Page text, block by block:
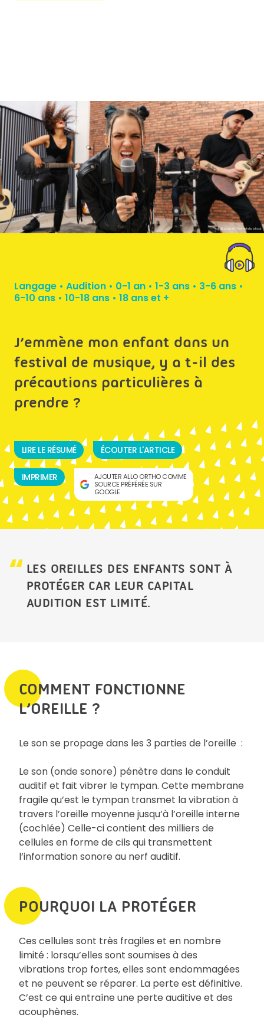
credit Liudmila Chernetska istock
Langage • Audition • 0-1 an • 1-3 ans • 3-6 ans •
6-10 ans • 10-18 ans • 18 ans et +
J’emmène mon enfant dans un
festival de musique, y a t-il des
précautions particulières à
prendre ?
LIRE LE RÉSUMÉ ÉCOUTER L'ARTICLE
IMPRIMER
AJOUTER ALLO ORTHO COMME
SOURCE PRÉFÉRÉE SUR
GOOGLE
LES OREILLES DES ENFANTS SONT À
PROTÉGER CAR LEUR CAPITAL
AUDITION EST LIMITÉ.
COMMENT FONCTIONNE
L’OREILLE ?
Le son se propage dans les 3 parties de l’oreille :
Le son (onde sonore) pénètre dans le conduit
auditif et fait vibrer le tympan. Cette membrane
fragile qu’est le tympan transmet la vibration à
travers l’oreille moyenne jusqu’à l’oreille interne
(cochlée) Celle-ci contient des milliers de
cellules en forme de cils qui transmettent
l’information sonore au nerf auditif.
POURQUOI LA PROTÉGER
Ces cellules sont très fragiles et en nombre
limité : lorsqu’elles sont soumises à des
vibrations trop fortes, elles sont endommagées
et ne peuvent se réparer. La perte est définitive.
C’est ce qui entraîne une perte auditive et des
acouphènes.